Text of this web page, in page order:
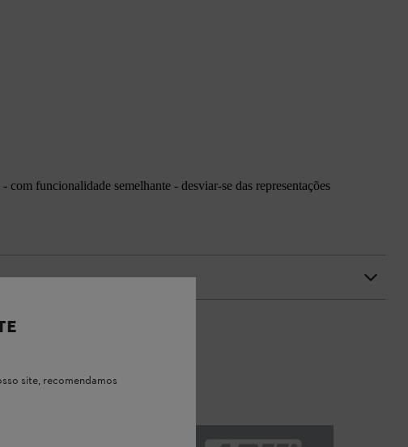
funcionalidade semelhante - desviar-se das representações
site, recomendamos